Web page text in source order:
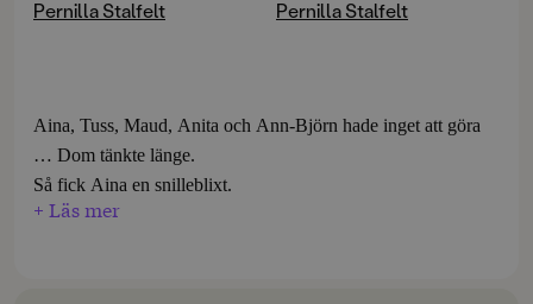
Pernilla Stalfelt Pernilla Stalfelt
Aina, Tuss, Maud, Anita och Ann-Björn hade inget att göra
… Dom tänkte länge.
Så fick Aina en snilleblixt.
- Hämta handväskorna!!!
+ Läs mer